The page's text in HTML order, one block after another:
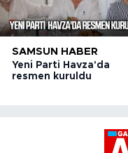
SAMSUN HABER
Yeni Parti Havza'da
resmen kuruldu